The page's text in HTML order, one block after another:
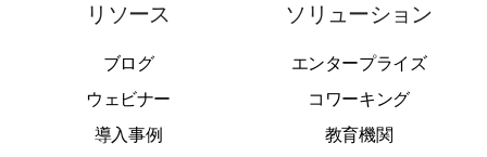
リソース
ブログ
ウェビナー
導入事例
ソリューション
エンタープライズ
コワーキング
教育機関